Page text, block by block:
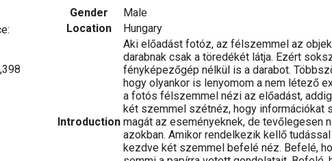
Gender
Male
Location
Hungary
Introduction
Aki előadást fotóz, az félszemmel az
darabnak csak a töredékét látja. Ezért
fényképezőgép nélkül is a darabot.
hogy olyankor is lenyomom a nem létező
a fotós félszemmel nézi az előadást,
két szemmel szétnéz, hogy információkat
magát az eseményeknek, de tevőlegesen
azokban. Amikor rendelkezik kellő
kezdve két szemmel befelé néz. Befelé,